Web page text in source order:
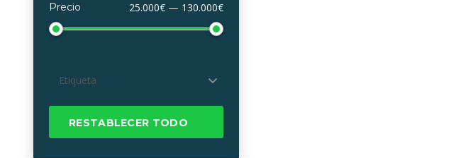
Precio 25.000€ — 130.000€
Etiqueta
RESTABLECER TODO